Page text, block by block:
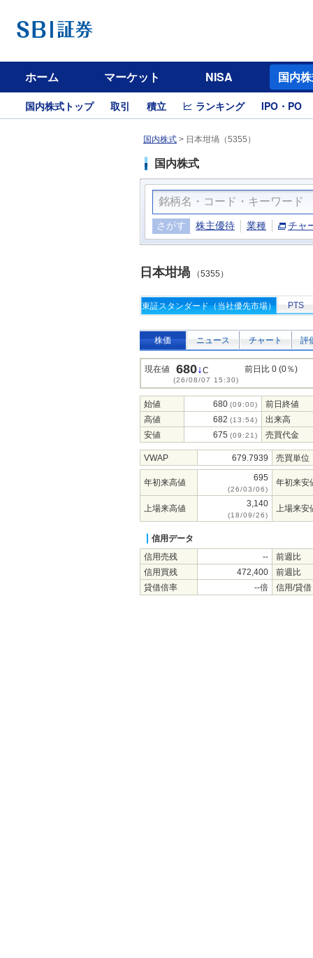
ホーム マーケット NISA 国内
国内株式トップ 取引 積立 ランキング IPO・PO
国内株式 > 日本坩堝（5355）
国内株式
さがす 株主優待 業種 チャ
日本坩堝 （5355）
東証スタンダード（当社優先市場） PTS
株価 ニュース チャート 評
現在値 680↓C
(26/08/07 15:30)
前日比 0 (0％)
始値 680 (09:00)
前日終値
高値
682 (13:54)
出来高
安値
675 (09:21) 売買代金
VWAP 679.7939 売買単位
年初来高値 695
(26/03/06)
年初来安
上場来高値 3,140
(18/09/26)
上場来安
信用データ
信用売残
--
前週比
信用買残
472,400
前週比
貸借倍率
--倍 信用/貸借